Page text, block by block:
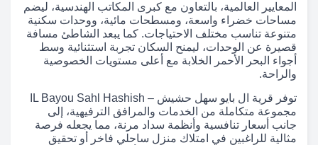
المعايير العالمية، بالتعاون مع كبرى المكاتب الهندسية، ليضم
مساحات خضراء واسعة، ومسطحات مائية، ووحدات سكنية
متنوعة تناسب مختلف الاحتياجات. كما يبعد الشاطئ مسافة
قصيرة عن الوحدات، ليمنح السكان تجربة استثنائية وسط
أجواء البحر الأحمر الخلابة مع أعلى مستويات الخصوصية
والراحة.
توفر قرية ال بايو سهل حشيش – IL Bayou Sahl Hashish
مجموعة متكاملة من الخدمات والمرافق الترفيهية، إلى
جانب أسعار تنافسية وأنظمة سداد مرنة، مما يجعله فرصة
مثالية للراغبين في امتلاك منزل ساحلي فاخر أو تحقيق